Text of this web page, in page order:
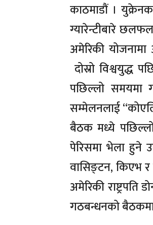
काठमाडौं ।
ग्यारेन्टीबारे
अमेरिकी
दोस्रो विश्वयुद्ध
पछिल्लो समयमा
सम्मेलनलाई
बैठक मध्ये पछिल्लो
पेरिसमा भेला हुने
वासिङ्टन, किएभ र
अमेरिकी
गठबन्धनको